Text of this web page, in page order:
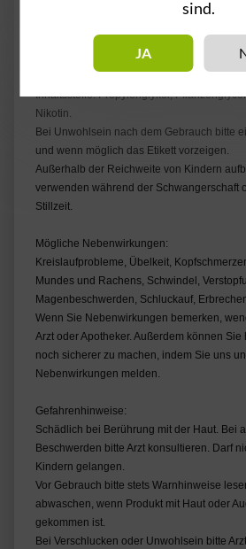
Inhaltsstoffe: Propylenglykol,
Nikotin.
Bei Unwohlsein nach dem Gebrauch bitte
und wenn möglich das Etikett vorzeigen.
Außerhalb der Reichweite von Kindern
verwenden während der Schwangerschaft
Stillzeit.
Mögliche Nebenwirkungen:
Kreislaufprobleme, Übelkeit,
Mundes und Rachens, Schwindel,
Magenbeschwerden, Schluckauf,
Wenn Sie Nebenwirkungen bemerken,
Arzt oder Apotheker. Außerdem können
noch sicherer zu machen, indem Sie uns
Nebenwirkungen melden.
Gefahrenhinweise:
Schädlich bei Berührung mit der Haut. Bei
Beschwerden bitte Arzt konsultieren. Darf
Kindern gelangen.
Vor Gebrauch bitte stets Warnhinweise
abwaschen, wenn Produkt mit Haut oder
gekommen ist.
Bei Verschlucken oder Unwohlsein bitte
sind.
JA